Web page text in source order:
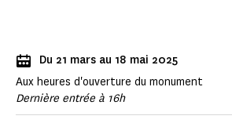
Du 21 mars au 18 mai 2025
Aux heures d'ouverture du monument
Dernière entrée à 16h